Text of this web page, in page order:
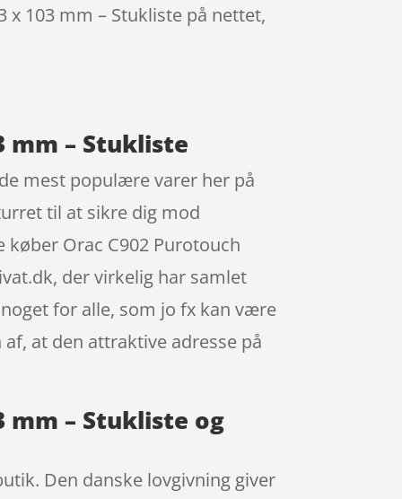
x 103 mm – Stukliste på nettet,
mm – Stukliste
mest populære varer her på
til at sikre dig mod
Orac C902 Purotouch
der virkelig har samlet
for alle, som jo fx kan være
at den attraktive adresse på
mm – Stukliste og
Den danske lovgivning giver